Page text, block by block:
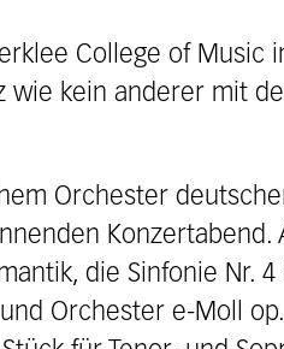
College of Music
kein anderer mit
Orchester
die Sinfonie Nr. 4
Orchester e-Moll